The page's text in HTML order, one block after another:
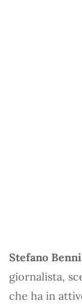
Stefano Benni
giornalista,
che ha in